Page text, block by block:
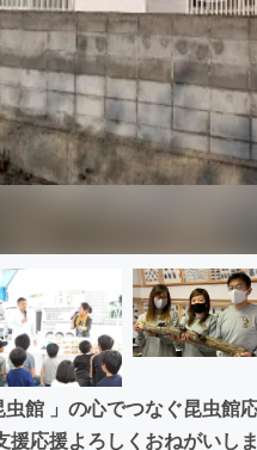
館 」の心でつなぐ昆虫館
援応援よろしくおねがいし